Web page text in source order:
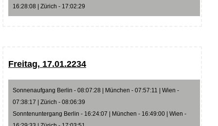
16:28:08 | Zürich - 17:02:29
Freitag, 17.01.2234
Sonnenaufgang Berlin - 08:07:28 | München - 07:57:11 | Wien -
07:38:17 | Zürich - 08:06:39
Sonntenuntergang Berlin - 16:24:07 | München - 16:49:00 | Wien -